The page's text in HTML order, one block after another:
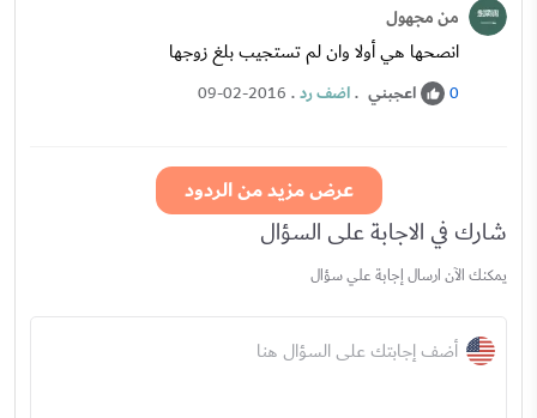
من مجهول
انصحها هي أولا وان لم تستجيب بلغ زوجها
0 اعجبني .اضف رد.
09-02-2016
عرض مزيد من الردود
شارك في الاجابة على السؤال
يمكنك الآن ارسال إجابة علي سؤال
أضف إجابتك على السؤال هنا